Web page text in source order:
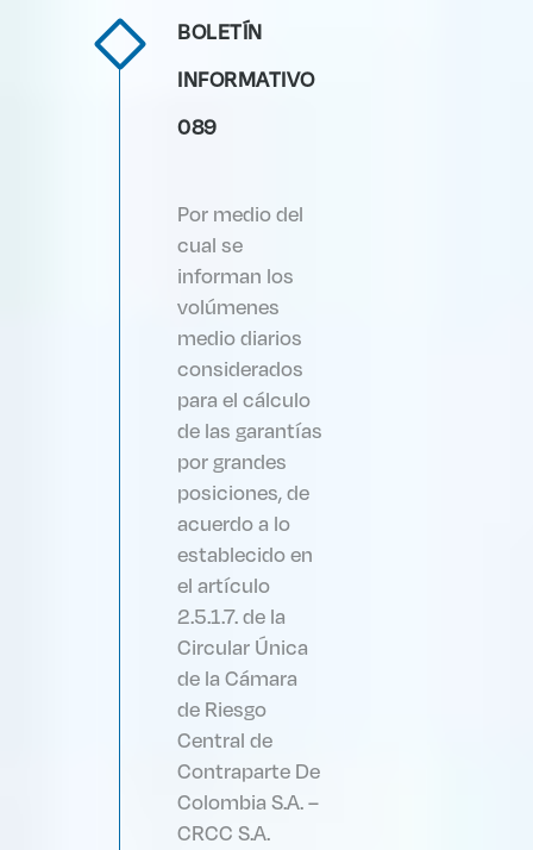
BOLETÍN
INFORMATIVO
089
Por medio del
cual se
informan los
volúmenes
medio diarios
considerados
para el cálculo
de las garantías
por grandes
posiciones, de
acuerdo a lo
establecido en
el artículo
2.5.1.7. de la
Circular Única
de la Cámara
de Riesgo
Central de
Contraparte De
Colombia S.A. –
CRCC S.A.